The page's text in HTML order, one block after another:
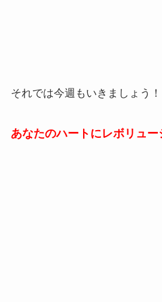
それでは今週もいきましょう！
あなたのハートにレボリュー